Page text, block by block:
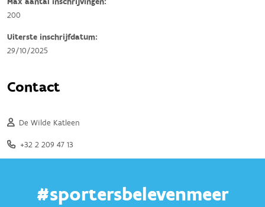
#sportersbelevenmeer